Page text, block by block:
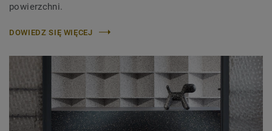
powierzchni.
DOWIEDZ SIĘ WIĘCEJ